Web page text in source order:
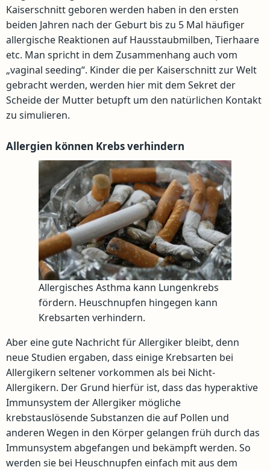
Kaiserschnitt geboren werden haben in den ersten
beiden Jahren nach der Geburt bis zu 5 Mal häufiger
allergische Reaktionen auf Hausstaubmilben, Tierhaare
etc. Man spricht in dem Zusammenhang auch vom
„vaginal seeding“. Kinder die per Kaiserschnitt zur Welt
gebracht werden, werden hier mit dem Sekret der
Scheide der Mutter betupft um den natürlichen Kontakt
zu simulieren.
Allergien können Krebs verhindern
Allergisches Asthma kann Lungenkrebs
fördern. Heuschnupfen hingegen kann
Krebsarten verhindern.
Aber eine gute Nachricht für Allergiker bleibt, denn
neue Studien ergaben, dass einige Krebsarten bei
Allergikern seltener vorkommen als bei Nicht-
Allergikern. Der Grund hierfür ist, dass das hyperaktive
Immunsystem der Allergiker mögliche
krebstauslösende Substanzen die auf Pollen und
anderen Wegen in den Körper gelangen früh durch das
Immunsystem abgefangen und bekämpft werden. So
werden sie bei Heuschnupfen einfach mit aus dem